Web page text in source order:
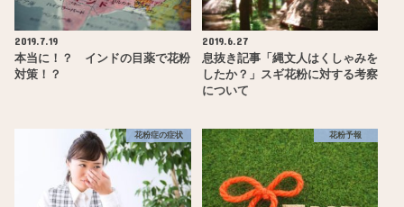
2019.7.19
本当に！？ インドの目薬で花粉
対策！？
2019.6.27
息抜き記事「縄文人はくしゃみを
したか？」スギ花粉に対する考察
について
花粉症の症状 花粉予報